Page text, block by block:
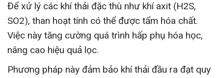
Để xử lý các khí thải đặc thù như khí axit (H2S,
SO2), than hoạt tính có thể được tẩm hóa chất.
Việc này tăng cường quá trình hấp phụ hóa học,
nâng cao hiệu quả lọc.
Phương pháp này đảm bảo khí thải đầu ra đạt quy